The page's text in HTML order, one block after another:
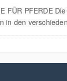
FÜR PFERDE
in den